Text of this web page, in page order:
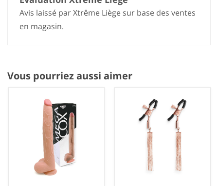
Avis laissé par Xtrême Liège sur base des ventes
en magasin.
Vous pourriez aussi aimer